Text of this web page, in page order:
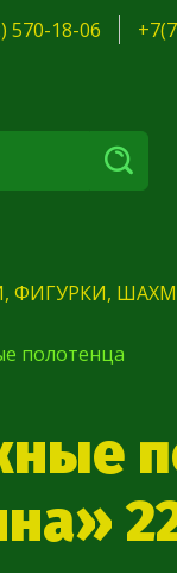
570-18-06
ФИГУРКИ,
полотенца